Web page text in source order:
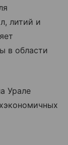
литий и
в области
Урале